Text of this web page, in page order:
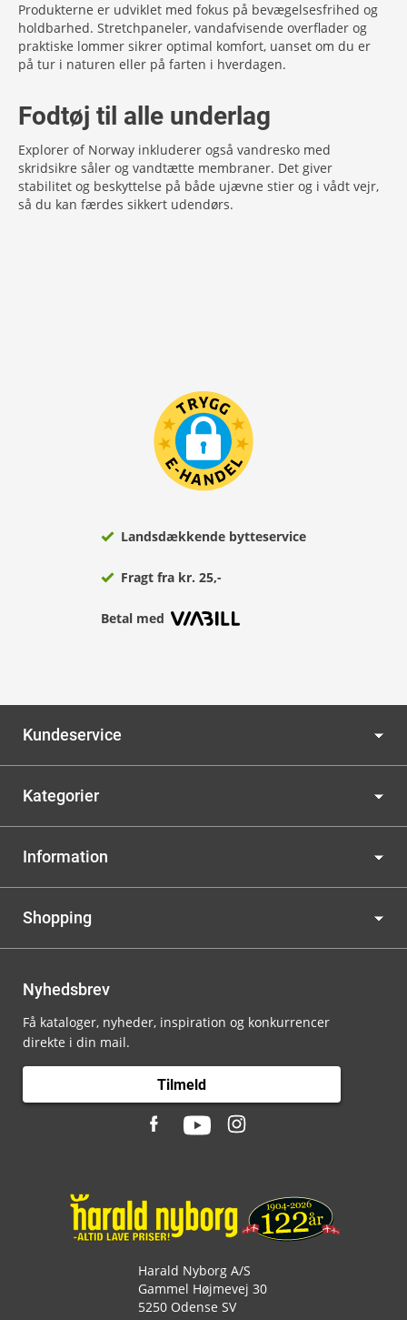
Produkterne er udviklet med fokus på bevægelsesfrihed og
holdbarhed. Stretchpaneler, vandafvisende overflader og
praktiske lommer sikrer optimal komfort, uanset om du er
på tur i naturen eller på farten i hverdagen.
Fodtøj til alle underlag
Explorer of Norway inkluderer også vandresko med
skridsikre såler og vandtætte membraner. Det giver
stabilitet og beskyttelse på både ujævne stier og i vådt vejr,
så du kan færdes sikkert udendørs.
Landsdækkende bytteservice
Fragt fra kr. 25,-
Betal med
Kundeservice
Kategorier
Information
Shopping
Nyhedsbrev
Få kataloger, nyheder, inspiration og konkurrencer
direkte i din mail.
Tilmeld
Harald Nyborg A/S
Gammel Højmevej 30
5250 Odense SV